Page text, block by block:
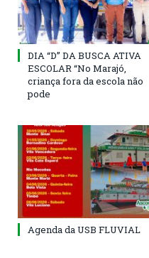
DIA “D” DA BUSCA ATIVA
ESCOLAR “No Marajó,
criança fora da escola não
pode
Agenda da USB FLUVIAL